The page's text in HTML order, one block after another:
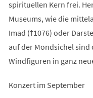
spirituellen Kern frei.
Museums, wie die
Imad (†1076) oder
auf der Mondsichel
Windfiguren in ganz
Konzert im September